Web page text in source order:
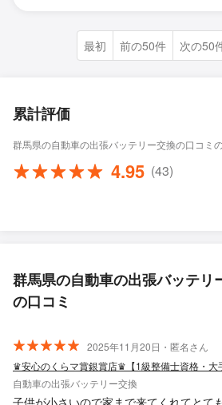
最初 前の50件 次の50
累計評価
群馬県の自動車の出張バッテリー交換の口コミ
4.95 (43)
群馬県の自動車の出張バッテリ
の口コミ
2025年11月20日・匿名さん
自動車の出張バッテリー交換
子供が小さいので家まで来てくれてとて